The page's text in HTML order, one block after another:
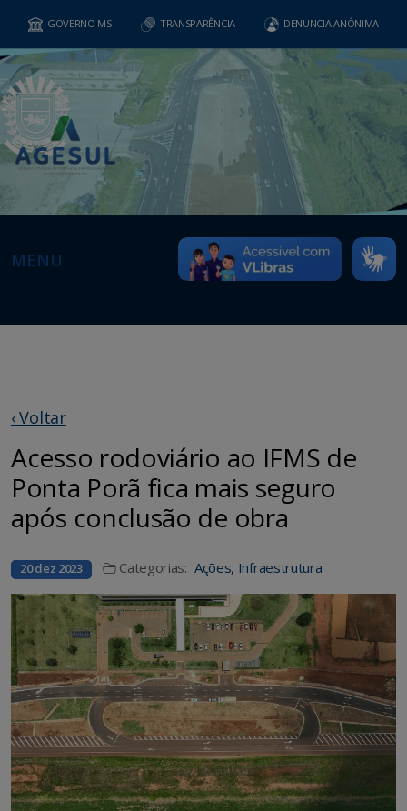
GOVERNO MS TRANSPARÊNCIA DENUNCIA ANÔNIMA
MENU
‹ Voltar
Acesso rodoviário ao IFMS de
Ponta Porã fica mais seguro
após conclusão de obra
20 dez 2023 Categorias: Ações, Infraestrutura